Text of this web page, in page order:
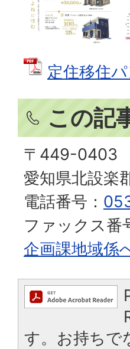
定住移住
この記
〒449-0403
愛知県北設楽
電話番号：
ファックス番
企画課地域係
す。お持ちで